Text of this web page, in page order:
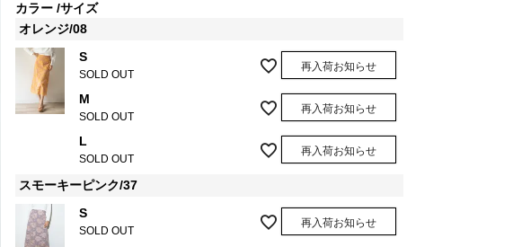
カラー サイズ
オレンジ/08
S
SOLD OUT
再入荷お知らせ
M
SOLD OUT
再入荷お知らせ
L
SOLD OUT
再入荷お知らせ
スモーキーピンク/37
S
SOLD OUT
再入荷お知らせ